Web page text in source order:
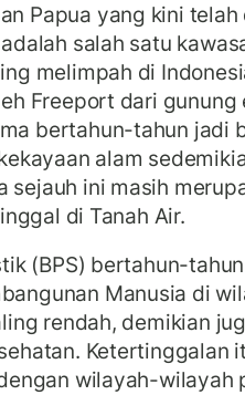
Papua yang kini
salah satu
melimpah di
Freeport dari gunung
bertahun-tahun jadi
alam
sejauh ini masih
di Tanah Air.
(BPS) bertahun-
Manusia di
rendah, demikian
Ketertinggalan
wilayah-wilayah